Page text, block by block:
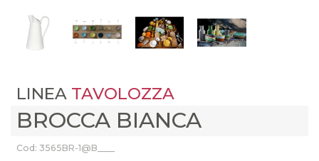
LINEA TAVOLOZZA
BROCCA BIANCA
Cod: 3565BR-1@B____